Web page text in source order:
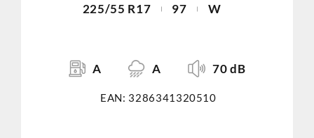
225/55 R17 97 W
A A 70 dB
EAN: 3286341320510